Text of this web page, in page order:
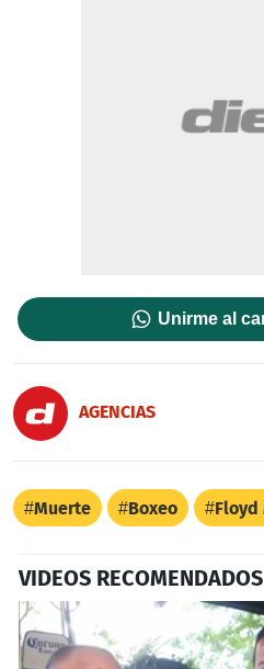
Unirme al
AGENCIAS
Muerte Boxeo Floyd
VIDEOS RECOMENDADOS